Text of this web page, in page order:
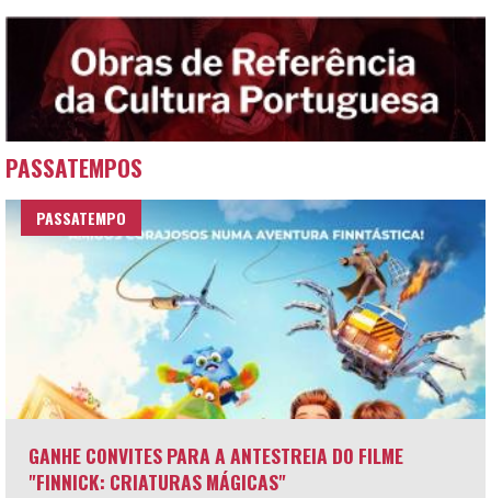
PASSATEMPOS
PASSATEMPO
GANHE CONVITES PARA A ANTESTREIA DO FILME
"FINNICK: CRIATURAS MÁGICAS"